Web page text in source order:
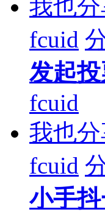
我也
fcuid
发起
fcuid
我也
fcuid
小手